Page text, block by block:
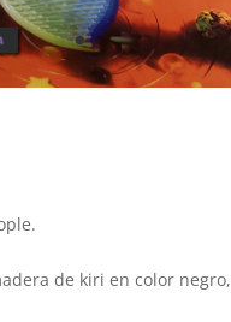
de kiri en color negro,